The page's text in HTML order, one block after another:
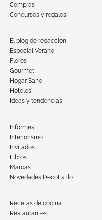
Compras
Concursos y regalos
El blog de redacción
Especial Verano
Flores
Gourmet
Hogar Sano
Hoteles
Ideas y tendencias
Informes
Interiorismo
Invitados
Libros
Marcas
Novedades DecoEstilo
Recetas de cocina
Restaurantes